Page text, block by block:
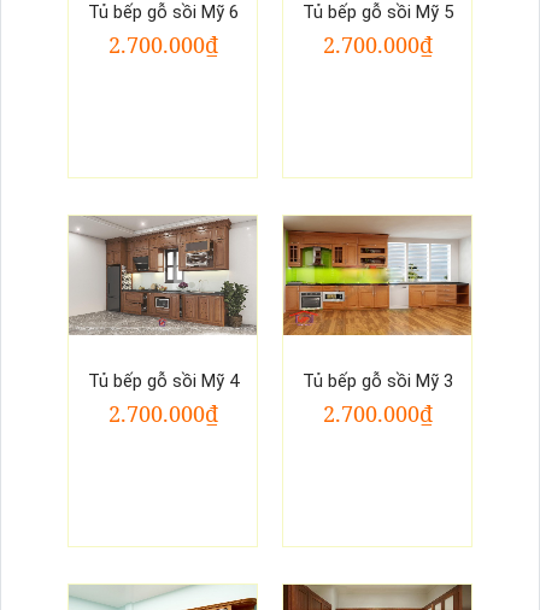
Tủ bếp gỗ sồi Mỹ 6
2.700.000₫
Tủ bếp gỗ sồi Mỹ 5
2.700.000₫
Tủ bếp gỗ sồi Mỹ 4
2.700.000₫
Tủ bếp gỗ sồi Mỹ 3
2.700.000₫